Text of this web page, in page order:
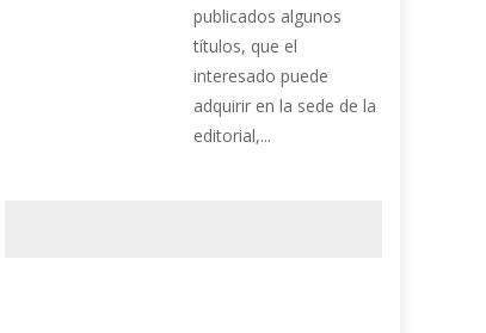
publicados algunos
títulos, que el
interesado puede
adquirir en la sede de la
editorial,...